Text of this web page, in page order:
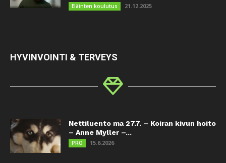
Eläinten koulutus 21.12.2025
HYVINVOINTI & TERVEYS
Nettiluento ma 27.7. – Koiran kivun hoito
– Anne Myller –...
PRO 15.6.2026